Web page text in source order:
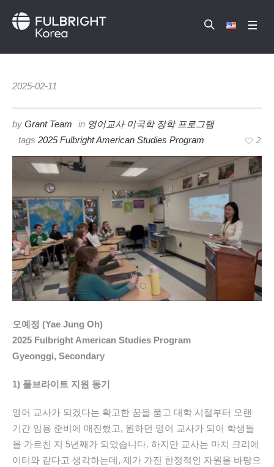
2025-02-11
by Grant Team in 영어교사 미국학 장학 프로그램
tags 2025 Fulbright American Studies Program 2
오예정 (Yae Jung Oh)
2025 Fulbright American Studies Program
Gyeonggi, Secondary
1) 풀브라이트 지원 동기
영어 교사가 되겠다는 확고한 꿈을 품고 대학 시절부터 오랜
기간 임용 준비에 매진했고, 원하던 영어 교사가 되어 학생들
을 가르친 지 5년째가 되었습니다. 하지만 교사는 마치 크리에
이터와 같다고 생각하는데, 제가 가진 한정적인 자원을 바탕으